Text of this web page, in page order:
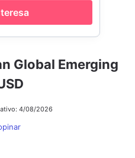
Global Emerging
4/08/2026